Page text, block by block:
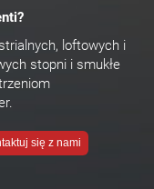
loftowych i
stopni i smukłe
się z nami